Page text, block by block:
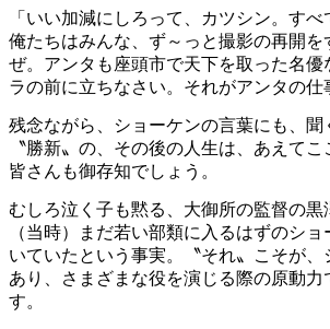
「いい加減にしろって、カツシン。すべ
俺たちはみんな、ず～っと撮影の再開を
ぜ。アンタも座頭市で天下を取った名優
ラの前に立ちなさい。それがアンタの仕
残念ながら、ショーケンの言葉にも、聞
〝勝新〟の、その後の人生は、あえてこ
皆さんも御存知でしょう。
むしろ泣く子も黙る、大御所の監督の黒
（当時）まだ若い部類に入るはずのシ
いていたという事実。〝それ〟こそが
あり、さまざまな役を演じる際の原動力
す。